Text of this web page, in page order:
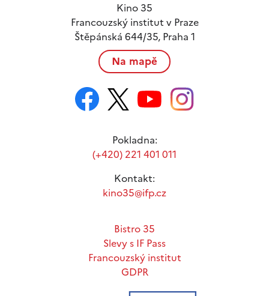
Kino 35
Francouzský institut v Praze
Štěpánská 644/35, Praha 1
Na mapě
Pokladna:
(+420) 221 401 011
Kontakt:
kino35@ifp.cz
Bistro 35
Slevy s IF Pass
Francouzský institut
GDPR